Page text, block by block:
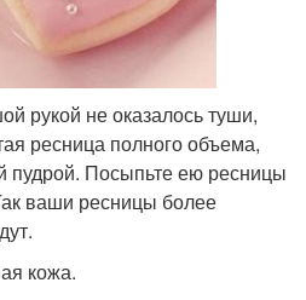
рукой не оказалось туши,
ресница полного объема,
пудрой. Посыпьте ею ресницы
ваши ресницы более
кожа.